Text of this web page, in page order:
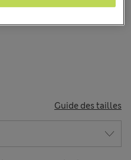
Guide des tailles